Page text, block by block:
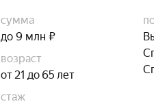
сумма
до 9 млн ₽
возраст
от 21 до 65 лет
стаж